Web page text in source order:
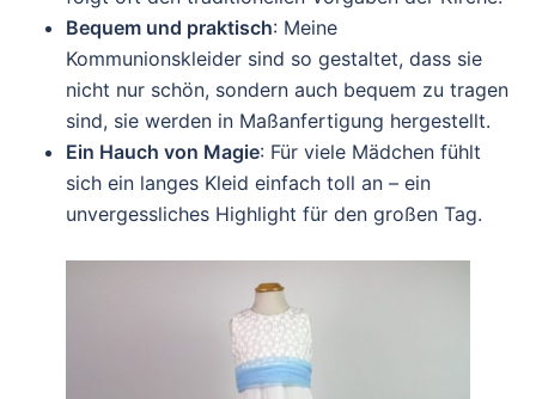
Bequem und praktisch: Meine
Kommunionskleider sind so gestaltet, dass sie
nicht nur schön, sondern auch bequem zu tragen
sind, sie werden in Maßanfertigung hergestellt.
Ein Hauch von Magie: Für viele Mädchen fühlt
sich ein langes Kleid einfach toll an – ein
unvergessliches Highlight für den großen Tag.